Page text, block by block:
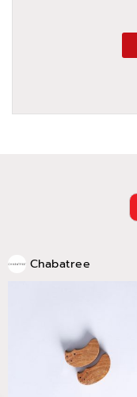
Chabatree